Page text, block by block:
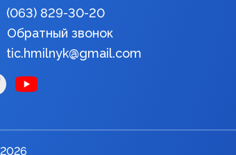
(063) 829-30-20
Обратный звонок
tic.hmilnyk@gmail.com